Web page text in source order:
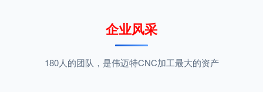
企业风采
180人的团队，是伟迈特CNC加工最大的资产